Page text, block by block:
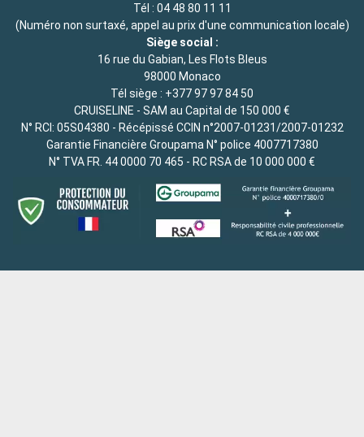
Tél : 04 48 80 11 11
(Numéro non surtaxé, appel au prix d'une communication locale)
Siège social :
16 rue du Gabian, Les Flots Bleus
98000 Monaco
Tél siège : +377 97 97 84 50
CRUISELINE - SAM au Capital de 150 000 €
N° RCI: 05S04380 - Récépissé CCIN n°2007-01231/2007-01232
Garantie Financière Groupama N° police 4007717380
N° TVA FR. 44 0000 70 465 - RC RSA de 10 000 000 €